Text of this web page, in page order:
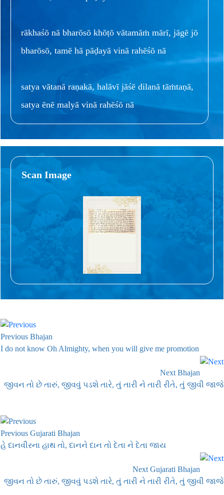
rākhaśō nā bharōsō khōṭō vātamāṁ mārī, jāgē jō
bharōsō, tamē hā pāḍayā vinā rahēśō nā
satya vātanā raṇakā, halāvī jāśē dilanā tāṁtaṇā,
satya ēnē malyā vinā rahēśō nā
Scan Image
Previous Bhajan
I do not know Oh Almighty, when you will give me promotion
Next Bhajan
જીવન તો છે તારું, જીવવું પડશે તારે, તું તારી ને તારી રીતે, તું જીવી જાજે
Previous Gujarati Bhajan
હે દાનવીરના હાથ તો, દાનને દાન તો દેતા ને દેતા જાય
Next Gujarati Bhajan
જીવન તો છે તારું, જીવવું પડશે તારે, તું તારી ને તારી રીતે, તું જીવી જાજે